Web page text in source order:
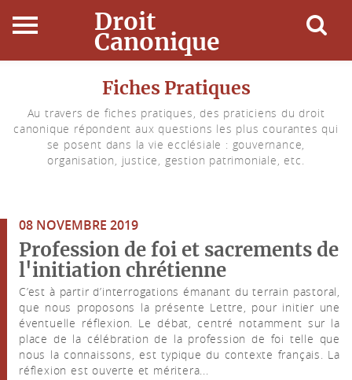
Droit
Canonique
Droit Canonique
Ressources
Connexion
Fiches Pratiques
Au travers de fiches pratiques, des praticiens du droit
canonique répondent aux questions les plus courantes qui
se posent dans la vie ecclésiale : gouvernance,
organisation, justice, gestion patrimoniale, etc.
08 NOVEMBRE 2019
Profession de foi et sacrements de
l'initiation chrétienne
C’est à partir d’interrogations émanant du terrain pastoral,
que nous proposons la présente Lettre, pour initier une
éventuelle réflexion. Le débat, centré notamment sur la
place de la célébration de la profession de foi telle que
nous la connaissons, est typique du contexte français. La
réflexion est ouverte et méritera...